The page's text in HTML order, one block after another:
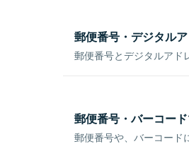
郵便番号・デジタル
郵便番号とデジタルアド
郵便番号・バーコー
郵便番号や、バーコード